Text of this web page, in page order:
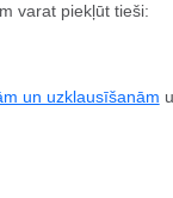
varat piekļūt tieši:
un uzklausīšanām